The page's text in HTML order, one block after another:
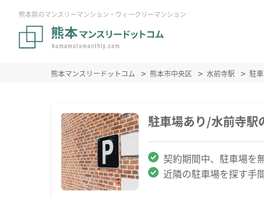
熊本県のマンスリーマンション・ウィークリーマンション
熊本マンスリードットコム 熊本市中央区 水前寺駅 駐
駐車場あり/水前寺駅
契約期間中、駐車場を
近隣の駐車場を探す手